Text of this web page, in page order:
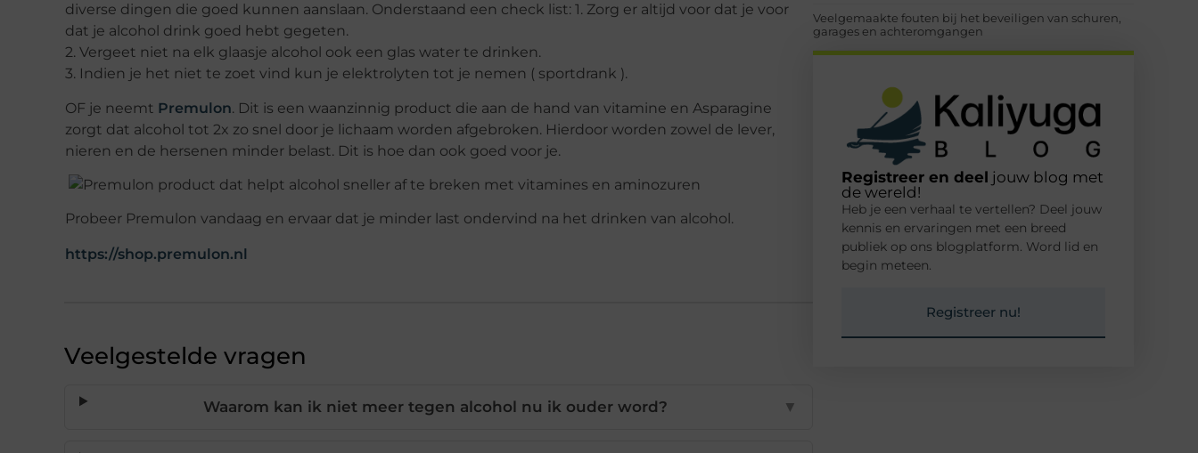
diverse dingen die goed kunnen aanslaan. Onderstaand een check list: 1. Zorg er altijd voor dat je voor
dat je alcohol drink goed hebt gegeten.
2. Vergeet niet na elk glaasje alcohol ook een glas water te drinken.
3. Indien je het niet te zoet vind kun je elektrolyten tot je nemen ( sportdrank ).
OF je neemt Premulon. Dit is een waanzinnig product die aan de hand van vitamine en Asparagine
zorgt dat alcohol tot 2x zo snel door je lichaam worden afgebroken. Hierdoor worden zowel de lever,
nieren en de hersenen minder belast. Dit is hoe dan ook goed voor je.
Probeer Premulon vandaag en ervaar dat je minder last ondervind na het drinken van alcohol.
https://shop.premulon.nl
Veelgestelde vragen
Waarom kan ik niet meer tegen alcohol nu ik ouder word? ▼
Veelgemaakte fouten bij het beveiligen van schuren,
garages en achteromgangen
Registreer en deel jouw blog met
de wereld!
Heb je een verhaal te vertellen? Deel jouw
kennis en ervaringen met een breed
publiek op ons blogplatform. Word lid en
begin meteen.
Registreer nu!